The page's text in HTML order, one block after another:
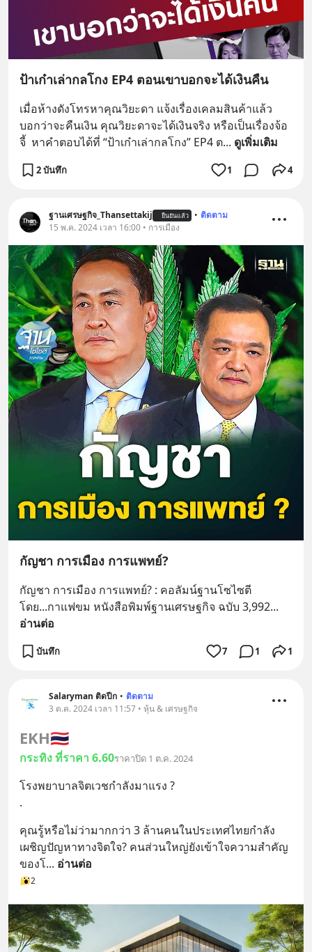
ป้าเก๋าเล่ากลโกง EP4 ตอนเขาบอกจะได้เงินคืน
เมื่อห้างดังโทรหาคุณวิยะดา แจ้งเรื่องเคลมสินค้าแล้ว
บอกว่าจะคืนเงิน คุณวิยะดาจะได้เงินจริง หรือเป็นเรื่องจ้อ
จี้  หาคำตอบได้ที่ “ป้าเก๋าเล่ากลโกง” EP4 ต... ดูเพิ่มเติม
2 บันทึก 1 4
ฐานเศรษฐกิจ_Thansettakij ยืนยันแล้ว • ติดตาม
15 พ.ค. 2024 เวลา 16:00 • การเมือง
กัญชา การเมือง การแพทย์?
กัญชา การเมือง การแพทย์? : คอลัมน์ฐานโซไซตี
โดย...กาแฟขม หนังสือพิมพ์ฐานเศรษฐกิจ ฉบับ 3,992
อ่านต่อ
บันทึก 7 1 1
Salaryman ติดปีก • ติดตาม
3 ต.ค. 2024 เวลา 11:57 • หุ้น & เศรษฐกิจ
EKH🇹🇭
กระทิง ที่ราคา 6.60ราคาปิด 1 ต.ค. 2024
โรงพยาบาลจิตเวชกำลังมาแรง ?
.
คุณรู้หรือไม่ว่ามากกว่า 3 ล้านคนในประเทศไทยกำลัง
เผชิญปัญหาทางจิตใจ? คนส่วนใหญ่ยังเข้าใจความสำคัญ
ของโ... อ่านต่อ
2